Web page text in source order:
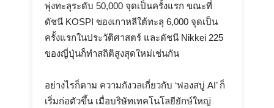
พุ่งทะลุระดับ 50,000 จุดเป็นครั้งแรก ขณะที่
ดัชนี KOSPI ของเกาหลีใต้ทะลุ 6,000 จุดเป็น
ครั้งแรกในประวัติศาสตร์ และดัชนี Nikkei 225
ของญี่ปุ่นก็ทำสถิติสูงสุดใหม่เช่นกัน
อย่างไรก็ตาม ความกังวลเกี่ยวกับ ‘ฟองสบู่ AI’ ก็
เริ่มก่อตัวขึ้น เมื่อบริษัทเทคโนโลยียักษ์ใหญ่